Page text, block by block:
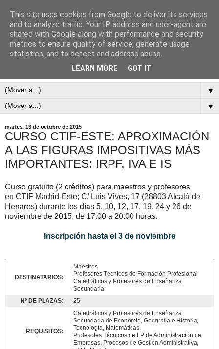
▼
▼
martes, 13 de octubre de 2015
CURSO CTIF-ESTE: APROXIMACIÓN
A LAS FIGURAS IMPOSITIVAS MÁS
IMPORTANTES: IRPF, IVA E IS
Curso gratuito (2 créditos) para maestros y profesores
en CTIF Madrid-Este; C/ Luis Vives, 17 (28803 Alcalá de
Henares) durante los días 5, 10, 12, 17, 19, 24 y 26 de
noviembre de 2015, de 17:00 a 20:00 horas.
Inscripción hasta el 3 de noviembre
DESTINATARIOS:
Maestros
Profesores Técnicos de Formación Profesional
Catedráticos y Profesores de Enseñanza
Secundaria
Nº DE PLAZAS:
25
REQUISITOS:
Catedráticos y Profesores de Enseñanza
Secundaria de Economía, Geografía e Historia,
Tecnología, Matemáticas.
Profesotes Técnicos de FP de Administración de
Empresas, Procesos de Gestión Administrativa,
This site uses cookies from Google to deliver its services
and to analyze traffic. Your IP address and user-agent are
shared with Google along with performance and security
metrics to ensure quality of service, generate usage
statistics, and to detect and address abuse.
LEARN MORE GOT IT